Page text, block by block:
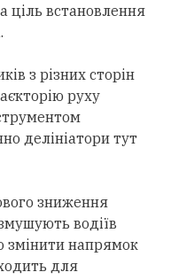
ціль встановлення
з різних сторін
руху
делініатори тут
зниження
водіїв
змінити напрямок
для